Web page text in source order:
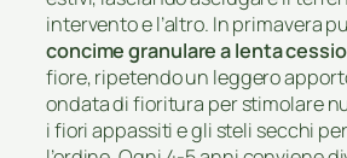
intervento e l’altro. In primavera
concime granulare a lenta
fiore, ripetendo un leggero
ondata di fioritura per stimolare
i fiori appassiti e gli steli secchi